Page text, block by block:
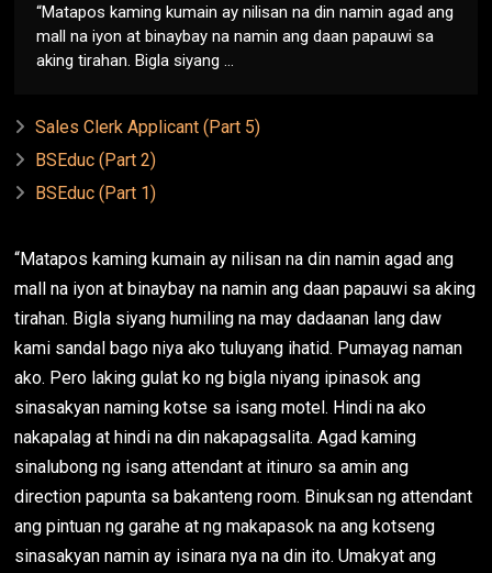
“Matapos kaming kumain ay nilisan na din namin agad ang
mall na iyon at binaybay na namin ang daan papauwi sa
aking tirahan. Bigla siyang ...
Sales Clerk Applicant (Part 5)
BSEduc (Part 2)
BSEduc (Part 1)
“Matapos kaming kumain ay nilisan na din namin agad ang
mall na iyon at binaybay na namin ang daan papauwi sa aking
tirahan. Bigla siyang humiling na may dadaanan lang daw
kami sandal bago niya ako tuluyang ihatid. Pumayag naman
ako. Pero laking gulat ko ng bigla niyang ipinasok ang
sinasakyan naming kotse sa isang motel. Hindi na ako
nakapalag at hindi na din nakapagsalita. Agad kaming
sinalubong ng isang attendant at itinuro sa amin ang
direction papunta sa bakanteng room. Binuksan ng attendant
ang pintuan ng garahe at ng makapasok na ang kotseng
sinasakyan namin ay isinara nya na din ito. Umakyat ang